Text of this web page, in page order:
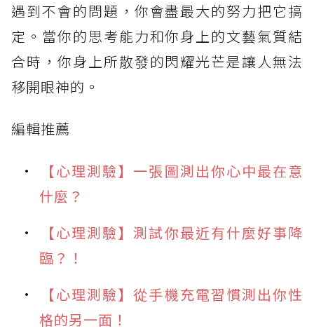
遇到不會的問題，你會盡最大的努力把它搞
定。當你的思考能力和你身上的文藝氣質結
合時，你身上所散發的閃耀光芒是讓人無法
移開眼神的。
編輯推薦
【心理測驗】一張圖測出你心中最在意
什麼？
【心理測驗】測試你最近有什麼好事降
臨？！
【心理測驗】從手機充電習慣測出你性
格的另一面！